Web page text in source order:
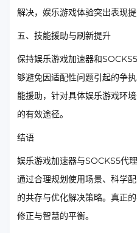
解决，娱乐游戏体验突出表现提
五、技能援助与刷新提升
保持娱乐游戏加速器和
够避免因适配性问题引起的争
能援助，针对具体娱乐游戏环
的有效途径。
结语
娱乐游戏加速器与SOCKS5代
通过合理规划使用场景、科学
的共存与优化解决策略。真正
修正与智慧的平衡。